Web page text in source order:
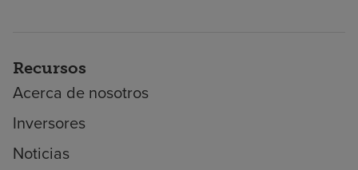
Recursos
Acerca de nosotros
Inversores
Noticias